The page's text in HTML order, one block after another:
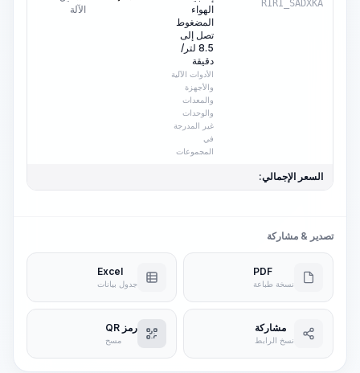
RIRI_SADXKA
الهواء
المضغوط
تصل إلى
8.5 لتر/
دقيقة
الأدوات الآلية
والأجهزة
والمعدات
والوحدات
غير المدرجة
في
المجموعات
الآلة
السعر الإجمالي:
تصدير & مشاركة
PDF
نسخة طباعة
Excel
جدول بيانات
مشاركة
نسخ الرابط
رمز QR
مسح